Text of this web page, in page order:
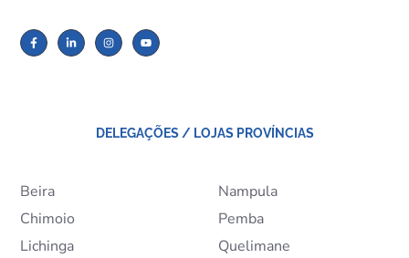
DELEGAÇÕES / LOJAS PROVÍNCIAS
Beira
Chimoio
Lichinga
Nampula
Pemba
Quelimane